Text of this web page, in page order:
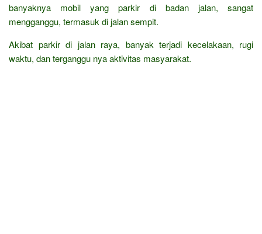
banyaknya mobil yang parkir di badan jalan, sangat
mengganggu, termasuk di jalan sempit.
Akibat parkir di jalan raya, banyak terjadi kecelakaan, rugi
waktu, dan terganggu nya aktivitas masyarakat.